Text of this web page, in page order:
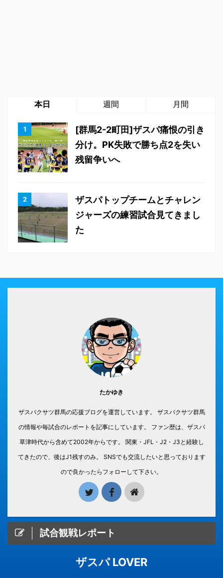
本日 週間 月間
[群馬2-2町田]ザスパ痛恨の引き
分け。PK失敗で勝ち点2を失い
残留争いへ
ザスパトップチームとチャレン
ジャーズの練習試合見てきまし
た
たかゆき
ザスパクサツ群馬の応援ブログを運営しています。 ザスパクサツ群馬
の情報や毎試合のレポートを記事にしています。 ファン歴は、ザスパ
草津時代から含めて2002年からです。 関東・JFL・J2・J3と経験し
てきたので、後はJ1残すのみ。 SNSでも交流したいと思っております
ので良かったらフォローして下さい。
試合観戦レポート
ザスパ LOVER